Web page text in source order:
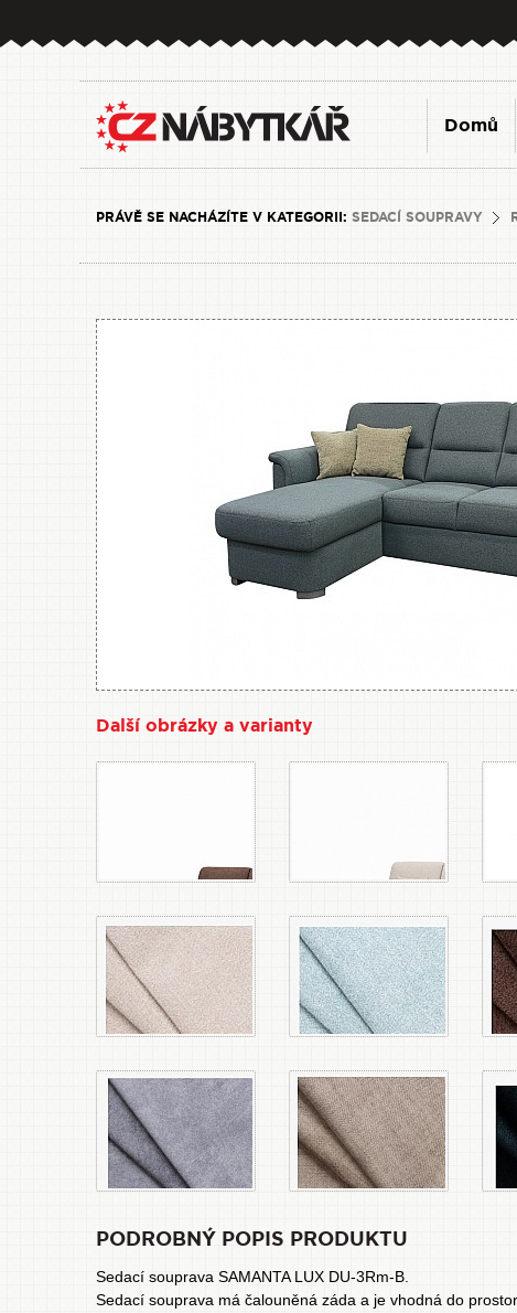
Domů
PRÁVĚ SE NACHÁZÍTE V KATEGORII: SEDACÍ SOUPRAVY
Další obrázky a varianty
PODROBNÝ POPIS PRODUKTU
Sedací souprava SAMANTA LUX DU-3Rm-B.
Sedací souprava má čalouněná záda a je vhodná do